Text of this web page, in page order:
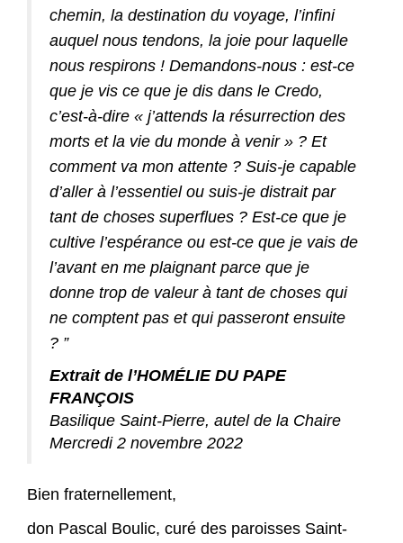
chemin, la destination du voyage, l’infini
auquel nous tendons, la joie pour laquelle
nous respirons ! Demandons-nous : est-ce
que je vis ce que je dis dans le Credo,
c’est-à-dire « j’attends la résurrection des
morts et la vie du monde à venir » ? Et
comment va mon attente ? Suis-je capable
d’aller à l’essentiel ou suis-je distrait par
tant de choses superflues ? Est-ce que je
cultive l’espérance ou est-ce que je vais de
l’avant en me plaignant parce que je
donne trop de valeur à tant de choses qui
ne comptent pas et qui passeront ensuite
? ”
Extrait de l’HOMÉLIE DU PAPE
FRANÇOIS
Basilique Saint-Pierre, autel de la Chaire
Mercredi 2 novembre 2022
Bien fraternellement,
don Pascal Boulic, curé des paroisses Saint-